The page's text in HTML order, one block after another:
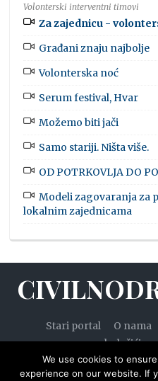
Volonterski interventni timovi
Za zajednicu -
Građani znaju najbolje
Volonterska noć
Serum festival, Hvar
Možemo biti jači
Samo stariji. Ništa više.
OD POTRKOVLJA DO
Modeli zagovaranja za
lokalnim zajednicama
Stari portal O nama
kolačićima
We use cookies to
experience on our website. If